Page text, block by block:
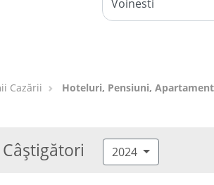
Cazării Hoteluri, Pensiuni,
Câștigători 2024